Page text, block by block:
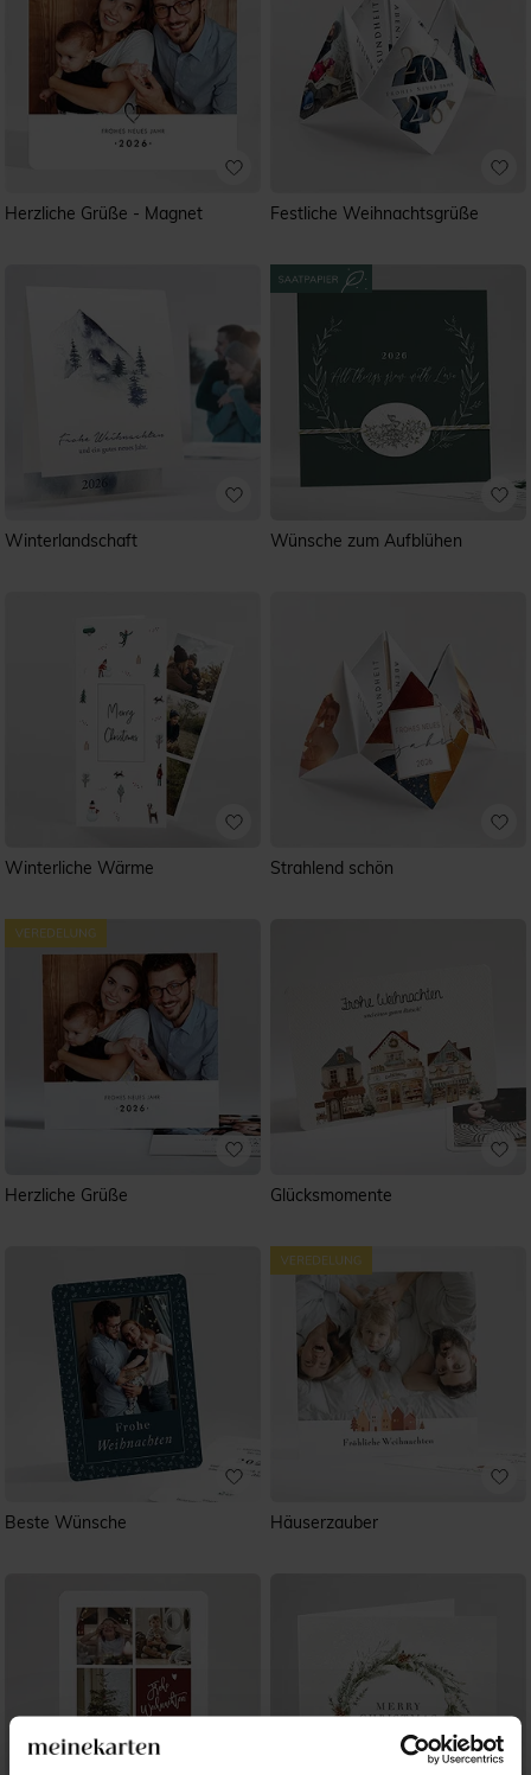
Herzliche Grüße - Magnet Festliche Weihnachtsgrüße
Winterlandschaft Wünsche zum Aufblühen
Winterliche Wärme Strahlend schön
Herzliche Grüße Glücksmomente
Beste Wünsche Häuserzauber